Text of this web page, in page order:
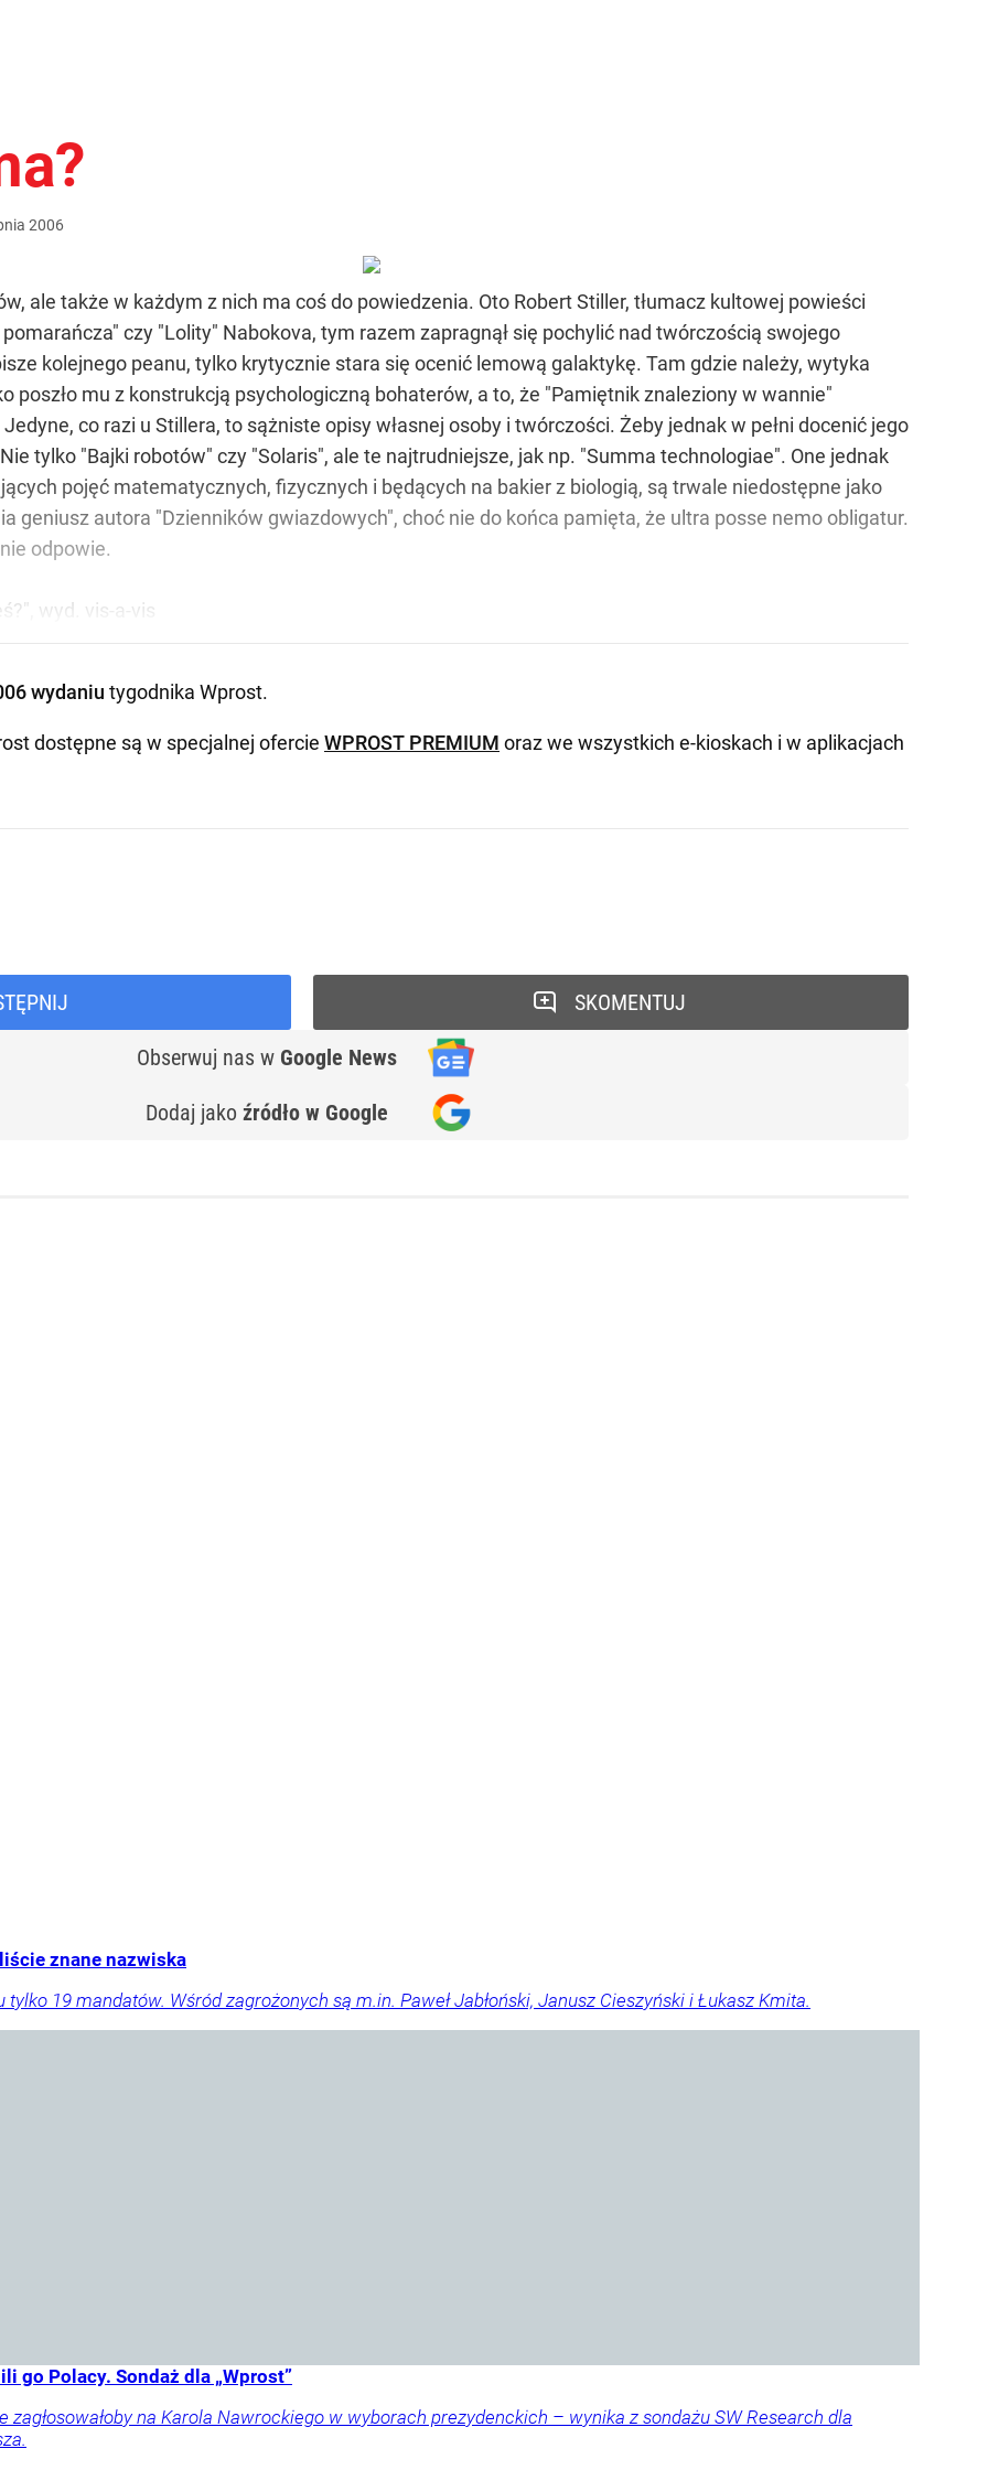
2006
ale także w każdym z nich ma coś do powiedzenia. Oto Robert Stiller, tłumacz kultowej powieści
czy "Lolity" Nabokova, tym razem zapragnął się pochylić nad twórczością swojego
kolejnego peanu, tylko krytycznie stara się ocenić lemową galaktykę. Tam gdzie należy, wytyka
poszło mu z konstrukcją psychologiczną bohaterów, a to, że "Pamiętnik znaleziony w wannie"
co razi u Stillera, to sążniste opisy własnej osoby i twórczości. Żeby jednak w pełni docenić jego
tylko "Bajki robotów" czy "Solaris", ale te najtrudniejsze, jak np. "Summa technologiae". One jednak
pojęć matematycznych, fizycznych i będących na bakier z biologią, są trwale niedostępne jako
geniusz autora "Dzienników gwiazdowych", choć nie do końca pamięta, że ultra posse nemo obligatur.
odpowie.
wyd. vis-a-vis
wydaniu tygodnika Wprost.
dostępne są w specjalnej ofercie WPROST PREMIUM oraz we wszystkich e-kioskach i w aplikacjach
Obserwuj nas w Google News
Dodaj jako źródło w Google
SKOMENTUJ
znane nazwiska
19 mandatów. Wśród zagrożonych są m.in. Paweł Jabłoński, Janusz Cieszyński i Łukasz Kmita.
go Polacy. Sondaż dla „Wprost”
na Karola Nawrockiego w wyborach prezydenckich – wynika z sondażu SW Research dla